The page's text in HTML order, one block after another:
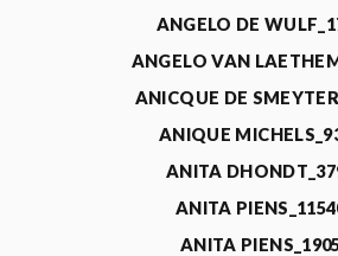
ANGELO DE
ANGELO VAN
ANICQUE DE
ANIQUE
ANITA
ANITA
ANITA